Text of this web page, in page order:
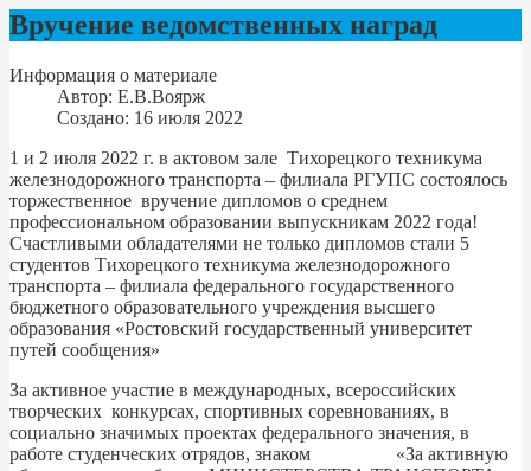
Вручение ведомственных наград
Информация о материале
Автор: Е.В.Воярж
Создано: 16 июля 2022
1 и 2 июля 2022 г. в актовом зале Тихорецкого техникума
железнодорожного транспорта – филиала РГУПС состоялось
торжественное вручение дипломов о среднем
профессиональном образовании выпускникам 2022 года!
Счастливыми обладателями не только дипломов стали 5
студентов Тихорецкого техникума железнодорожного
транспорта – филиала федерального государственного
бюджетного образовательного учреждения высшего
образования «Ростовский государственный университет
путей сообщения»
За активное участие в международных, всероссийских
творческих конкурсах, спортивных соревнованиях, в
социально значимых проектах федерального значения, в
работе студенческих отрядов, знаком «За активную